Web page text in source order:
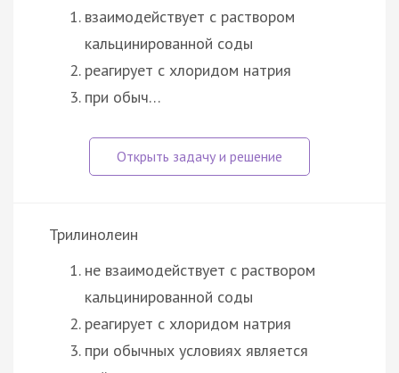
взаимодействует с раствором
кальцинированной соды
реагирует с хлоридом натрия
при обыч…
Трилинолеин
не взаимодействует с раствором
кальцинированной соды
реагирует с хлоридом натрия
при обычных условиях является